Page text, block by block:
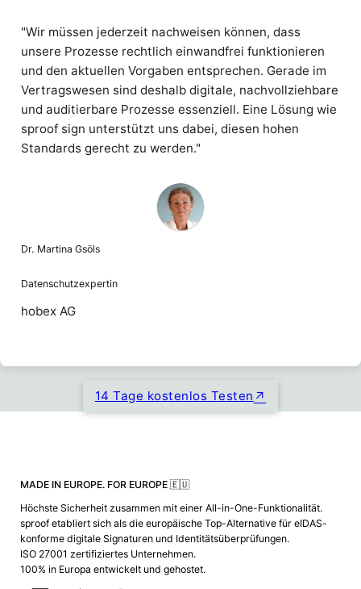
"Wir müssen jederzeit nachweisen können, dass
unsere Prozesse rechtlich einwandfrei funktionieren
und den aktuellen Vorgaben entsprechen. Gerade im
Vertragswesen sind deshalb digitale, nachvollziehbare
und auditierbare Prozesse essenziell. Eine Lösung wie
sproof sign unterstützt uns dabei, diesen hohen
Standards gerecht zu werden."
Dr. Martina Gsöls
Datenschutzexpertin
hobex AG
14 Tage kostenlos Testen
MADE IN EUROPE. FOR EUROPE 🇪🇺
Höchste Sicherheit zusammen mit einer All-in-One-Funktionalität.
sproof etabliert sich als die europäische Top-Alternative für eIDAS-
konforme digitale Signaturen und Identitätsüberprüfungen.
ISO 27001 zertifiziertes Unternehmen.
100% in Europa entwickelt und gehostet.